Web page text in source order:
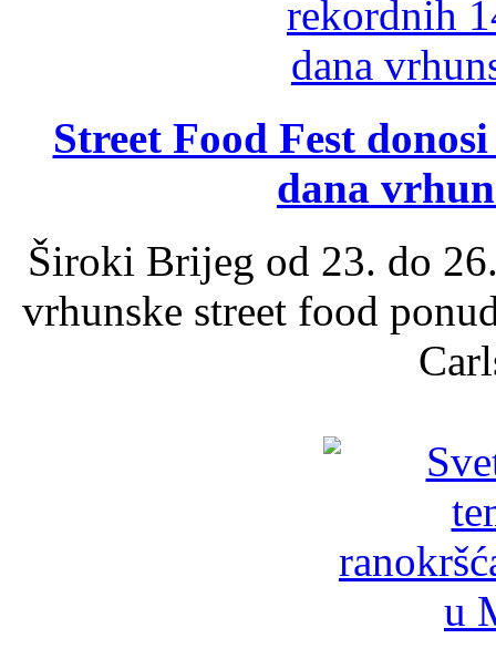
Street Food Fest
dana
Široki Brijeg od 23. do
vrhunske street food